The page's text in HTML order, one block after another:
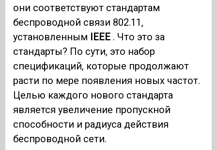
они соответствуют стандартам
беспроводной связи 802.11,
установленным IEEE . Что это за
стандарты? По сути, это набор
спецификаций, которые продолжают
расти по мере появления новых частот.
Целью каждого нового стандарта
является увеличение пропускной
способности и радиуса действия
беспроводной сети.